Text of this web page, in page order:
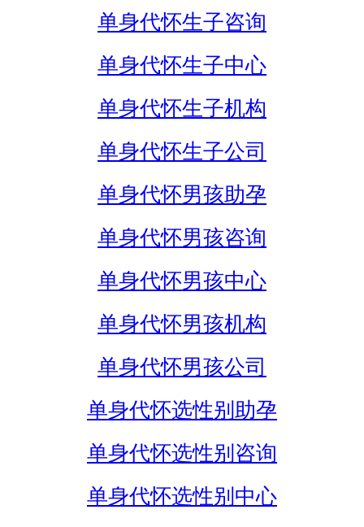
单身代怀生子咨询
单身代怀生子中心
单身代怀生子机构
单身代怀生子公司
单身代怀男孩助孕
单身代怀男孩咨询
单身代怀男孩中心
单身代怀男孩机构
单身代怀男孩公司
单身代怀选性别助孕
单身代怀选性别咨询
单身代怀选性别中心